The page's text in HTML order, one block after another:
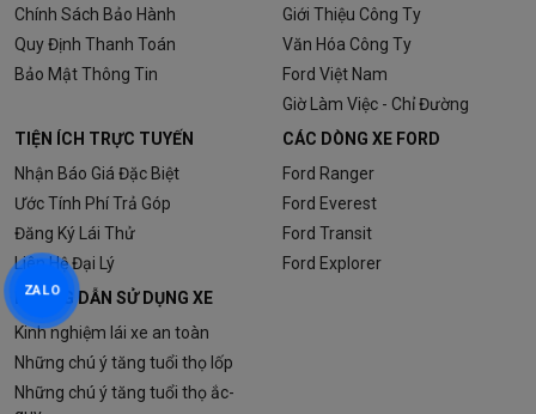
Chính Sách Bảo Hành
Quy Định Thanh Toán
Bảo Mật Thông Tin
Giới Thiệu Công Ty
Văn Hóa Công Ty
Ford Việt Nam
Giờ Làm Việc - Chỉ Đường
TIỆN ÍCH TRỰC TUYẾN
Nhận Báo Giá Đặc Biệt
Ước Tính Phí Trả Góp
Đăng Ký Lái Thử
Liên Hệ Đại Lý
CÁC DÒNG XE FORD
Ford Ranger
Ford Everest
Ford Transit
Ford Explorer
HƯỚNG DẪN SỬ DỤNG XE
Kinh nghiệm lái xe an toàn
Những chú ý tăng tuổi thọ lốp
Những chú ý tăng tuổi thọ ắc-
ZALO